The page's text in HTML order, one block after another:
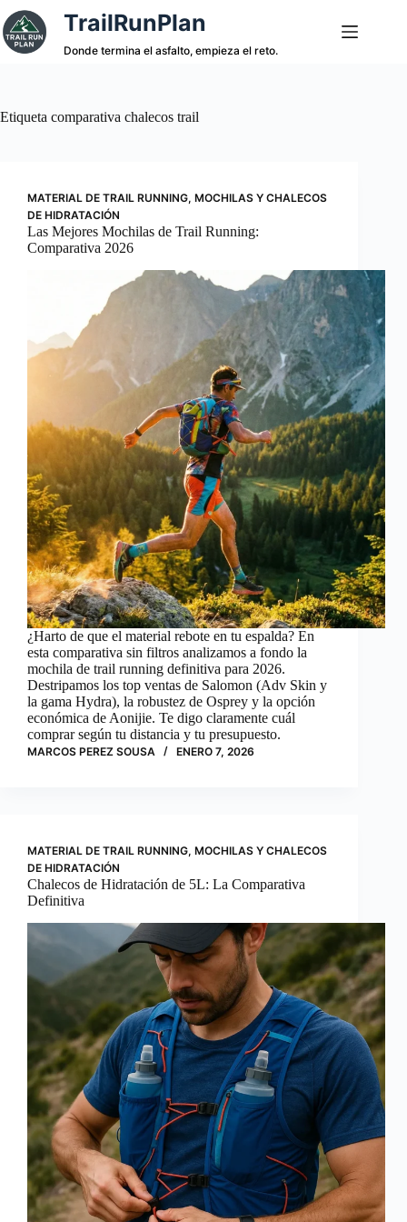
Saltar
al
contenido
TrailRunPlan
Donde termina el asfalto, empieza el reto.
Etiqueta comparativa chalecos trail
MATERIAL DE TRAIL RUNNING, MOCHILAS Y CHALECOS
DE HIDRATACIÓN
Las Mejores Mochilas de Trail Running:
Comparativa 2026
¿Harto de que el material rebote en tu espalda? En
esta comparativa sin filtros analizamos a fondo la
mochila de trail running definitiva para 2026.
Destripamos los top ventas de Salomon (Adv Skin y
la gama Hydra), la robustez de Osprey y la opción
económica de Aonijie. Te digo claramente cuál
comprar según tu distancia y tu presupuesto.
MARCOS PEREZ SOUSA ENERO 7, 2026
MATERIAL DE TRAIL RUNNING, MOCHILAS Y CHALECOS
DE HIDRATACIÓN
Chalecos de Hidratación de 5L: La Comparativa
Definitiva